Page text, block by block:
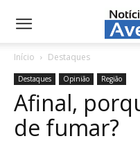
NotíciasdeAveiro.pt
Início Destaques
Destaques Opinião Região
Afinal,
de fumar?